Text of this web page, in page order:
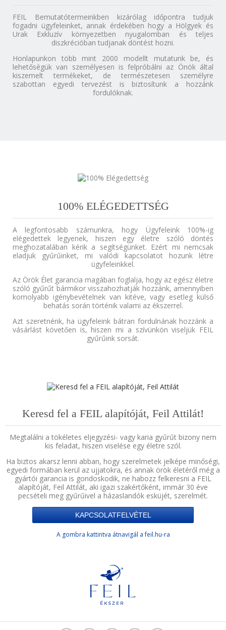
FEIL Bemutatótermeinkben kizárólag időpontra tudjuk
fogadni ügyfeleinket, annak érdekében hogy a Hölgyek és
Urak Exkluzív környezetben nyugalomban és teljes
diszkrécióban tudjanak döntést hozni.
Honlapunkon több mint 2000 modellt mutatunk be, és
lehetőségük van személyesen is felpróbálni az Önök által
kiszemelt termékeket, de természetesen személyre
szabottan egyedi tervezést is biztosítunk a hozzánk
fordulóknak.
100% ELÉGEDETTSÉG
A legfontosabb számunkra, hogy Ügyfeleink 100%-ig
elégedettek legyenek, hiszen egy életre szóló döntés
meghozatalában kérik a segítségünket. Ezért mi nemcsak
eladjuk gyűrűinket, mi valódi kapcsolatot hozunk létre
ügyfeleinkkel.
Az Örök Élet garancia magában foglalja, hogy az egész életre
szóló gyűrűt bármikor visszahozhatják hozzánk, amennyiben
komolyabb igénybevételnek van kitéve, vagy esetleg külső
behatás során történik valami az ékszerrel.
Azt szeretnénk, ha ügyfeleink bátran fordulnának hozzánk a
vásárlást követően is, hiszen mi a szívünkön viseljük FEIL
gyűrűink sorsát.
Keresd fel a FEIL alapítóját, Feil Attilát!
Megtalálni a tökéletes eljegyzési- vagy karia gyűrűt bizony nem
kis feladat, hiszen viselése egy életre szól.
Ha biztos akarsz lenni abban, hogy szerelmetek jelképe minőségi,
egyedi formában kerül az ujjatokra, és annak örök életéről még a
gyártói garancia is gondoskodik, ne habozz felkeresni a FEIL
alapítóját, Feil Attilát, aki igazi szakértőként, immár 30 éve
pecsételi meg gyűrűivel a házaslandók esküjét, szerelmét.
KAPCSOLATFELVÉTEL
A gombra kattintva átnavigál a feil.hu-ra